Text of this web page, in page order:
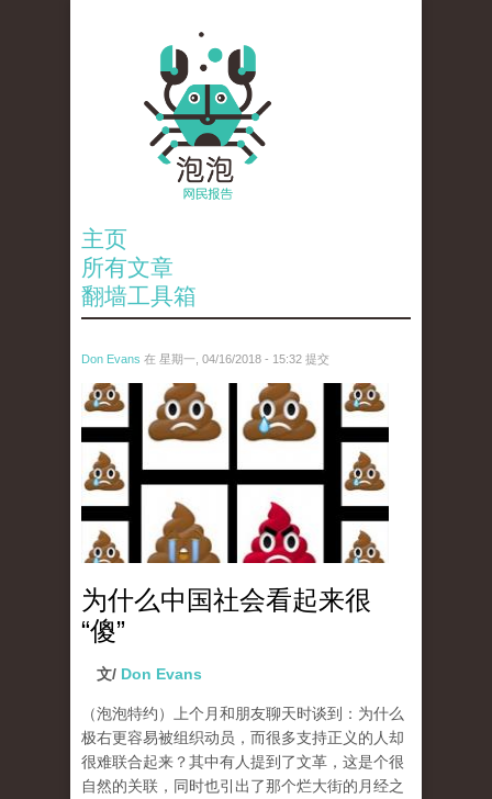
主页
所有文章
翻墙工具箱
Don Evans 在 星期一, 04/16/2018 - 15:32 提交
wechatimg1053.jpeg
为什么中国社会看起来很
“傻”
文/ Don Evans
（泡泡特约）
上个月和朋友聊天时谈到：为什么
极右更容易被组织动员，而很多支持正义的人却
很难联合起来？其中有人提到了文革，这是个很
自然的关联，同时也引出了那个烂大街的月经之